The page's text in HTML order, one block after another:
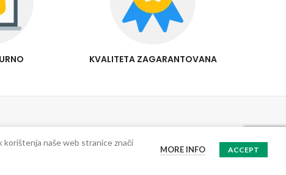
KVALITETA ZAGARANTOVANA
plaćanja
Facebook
korištenja naše web stranice znači
MORE INFO ACCEPT